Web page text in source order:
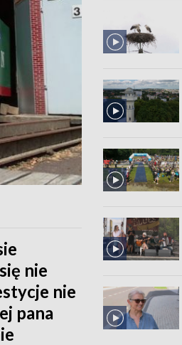
nie
nie
pana